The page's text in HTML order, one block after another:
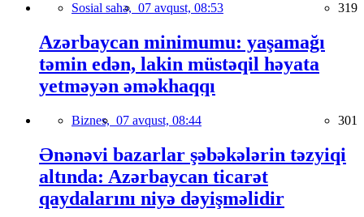
Sosial sahə, 07 avqust, 08:53 319
Azərbaycan minimumu: yaşamağı
təmin edən, lakin müstəqil həyata
yetməyən əməkhaqqı
Biznes, 07 avqust, 08:44 301
Ənənəvi bazarlar şəbəkələrin təzyiqi
altında: Azərbaycan ticarət
qaydalarını niyə dəyişməlidir